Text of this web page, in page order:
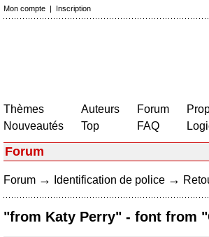
Mon compte | Inscription
Thèmes
Nouveautés
Auteurs
Top
Forum
FAQ
Forum
Forum → Identification de police →
"from Katy Perry" - font from